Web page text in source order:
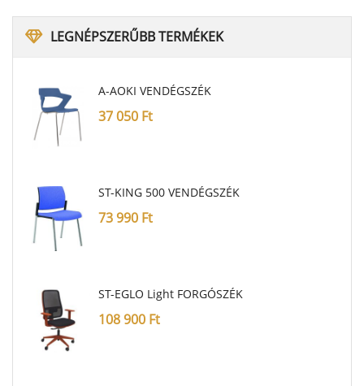
LEGNÉPSZERŰBBTERMÉKEK
A-AOKI VENDÉGSZÉK
37 050 Ft
ST-KING 500 VENDÉGSZÉK
73 990 Ft
ST-EGLO Light FORGÓSZÉK
108 900 Ft